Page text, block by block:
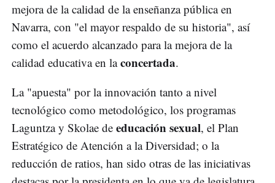
mejora de la calidad de la enseñanza pública en
Navarra, con "el mayor respaldo de su historia", así
como el acuerdo alcanzado para la mejora de la
calidad educativa en laconcertada.
La "apuesta" por la innovación tanto a nivel
tecnológico como metodológico, los programas
Laguntza y Skolae de educación sexual, el Plan
Estratégico de Atención a la Diversidad; o la
reducción de ratios, han sido otras de las iniciativas